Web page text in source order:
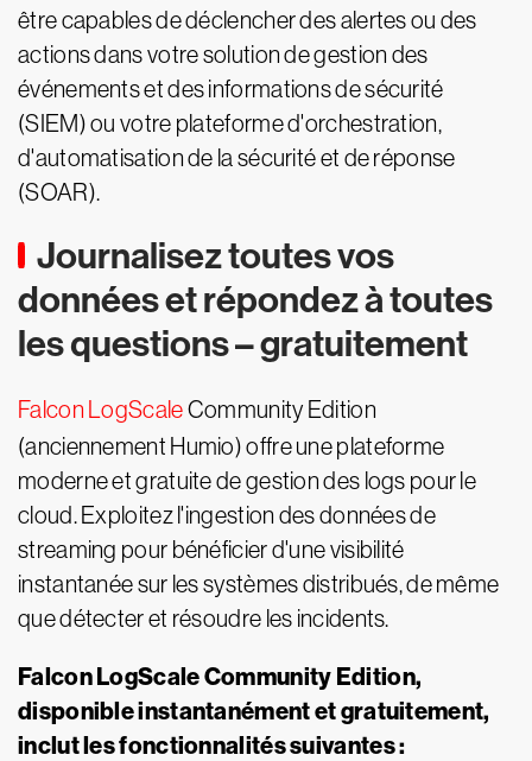
être capables de déclencher des alertes ou des
actions dans votre solution de gestion des
événements et des informations de sécurité
(SIEM) ou votre plateforme d'orchestration,
d'automatisation de la sécurité et de réponse
(SOAR).
Journalisez toutes vos
données et répondez à toutes
les questions – gratuitement
Falcon LogScaleCommunity Edition
(anciennement Humio) offre une plateforme
moderne et gratuite de gestion des logs pour le
cloud. Exploitez l'ingestion des données de
streaming pour bénéficier d'une visibilité
instantanée sur les systèmes distribués, de même
que détecter et résoudre les incidents.
Falcon LogScale Community Edition,
disponible instantanément et gratuitement,
inclut les fonctionnalités suivantes :